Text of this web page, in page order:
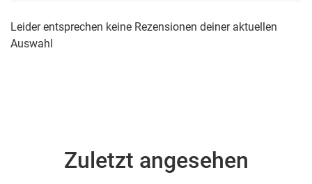
Leider entsprechen keine Rezensionen deiner aktuellen
Auswahl
Zuletzt angesehen